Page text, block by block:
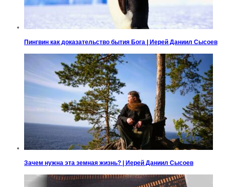
Пингвин как доказательство бытия Бога | Иерей Даниил Сысоев
Зачем нужна эта земная жизнь? | Иерей Даниил Сысоев